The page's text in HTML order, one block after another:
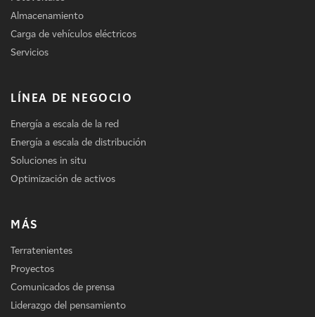
Almacenamiento
Carga de vehículos eléctricos
Servicios
LÍNEA DE NEGOCIO
Energía a escala de la red
Energía a escala de distribución
Soluciones in situ
Optimización de activos
MÁS
Terratenientes
Proyectos
Comunicados de prensa
Liderazgo del pensamiento